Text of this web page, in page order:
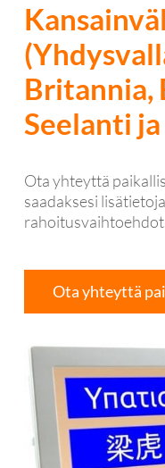
Britannia,
Seelanti
Ota yhteyttä
saadaksesi
Ota yhteyttä